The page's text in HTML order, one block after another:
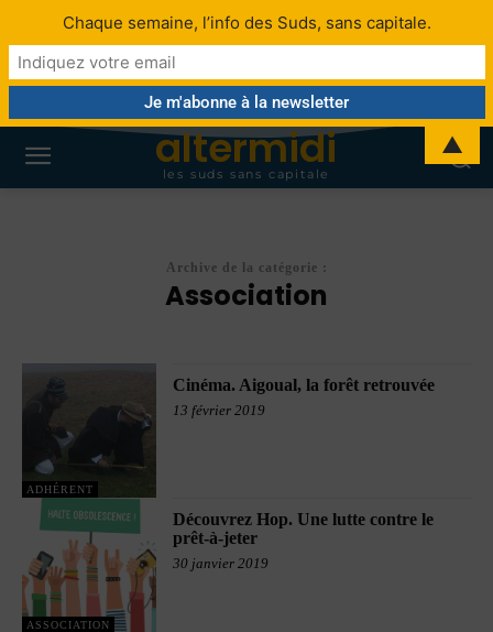
altermidi
les suds sans capitale
Archive de la catégorie :
Association
ADHÉRENT
Cinéma. Aigoual, la forêt retrouvée
13 février 2019
ASSOCIATION
Découvrez Hop. Une lutte contre le
prêt-à-jeter
30 janvier 2019
Chaque semaine, l’info des Suds, sans capitale.
▲